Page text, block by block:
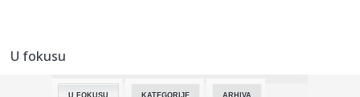
19:49:
U fokusu
U FOKUSU KATEGORIJE ARHIVA